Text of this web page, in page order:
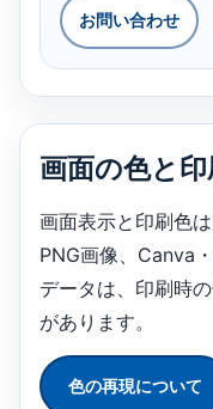
お問い合わせ
画面の色と
画面表示と印刷色
PNG画像、Canva
データは、印刷時
があります。
色の再現について